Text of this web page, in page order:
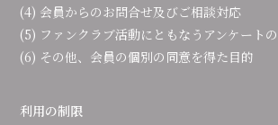
(4) 会員からのお問合せ及びご相談対応
(5) ファンクラブ活動にともなうアンケート
(6) その他、会員の個別の同意を得た目的
利用の制限